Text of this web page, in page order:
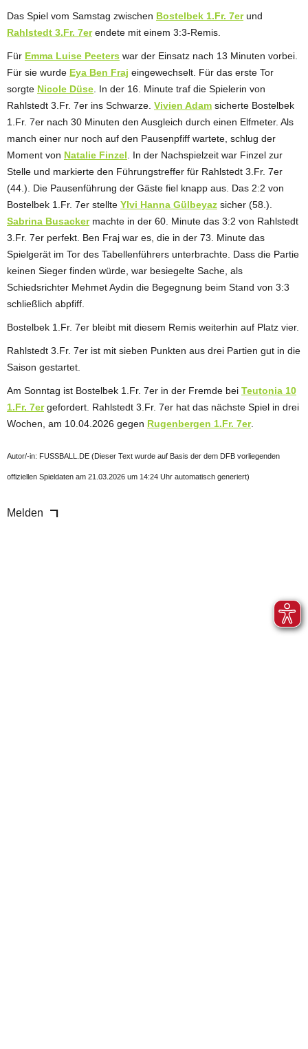
Das Spiel vom Samstag zwischen Bostelbek 1.Fr. 7erund
Rahlstedt 3.Fr. 7erendete mit einem 3:3-Remis.
Für Emma Luise Peeters war der Einsatz nach 13 Minuten vorbei.
Für sie wurde Eya Ben Fraj eingewechselt. Für das erste Tor
sorgte Nicole Düse . In der 16. Minute traf die Spielerin von
Rahlstedt 3.Fr. 7er ins Schwarze. Vivien Adam sicherte Bostelbek
1.Fr. 7er nach 30 Minuten den Ausgleich durch einen Elfmeter. Als
manch einer nur noch auf den Pausenpfiff wartete, schlug der
Moment von Natalie Finzel . In der Nachspielzeit war Finzel zur
Stelle und markierte den Führungstreffer für Rahlstedt 3.Fr. 7er
(44.). Die Pausenführung der Gäste fiel knapp aus. Das 2:2 von
Bostelbek 1.Fr. 7er stellte Ylvi Hanna Gülbeyaz sicher (58.).
Sabrina Busackermachte in der 60. Minute das 3:2 von Rahlstedt
3.Fr. 7er perfekt. Ben Fraj war es, die in der 73. Minute das
Spielgerät im Tor des Tabellenführers unterbrachte. Dass die Partie
keinen Sieger finden würde, war besiegelte Sache, als
Schiedsrichter Mehmet Aydin die Begegnung beim Stand von 3:3
schließlich abpfiff.
Bostelbek 1.Fr. 7er bleibt mit diesem Remis weiterhin auf Platz vier.
Rahlstedt 3.Fr. 7er ist mit sieben Punkten aus drei Partien gut in die
Saison gestartet.
Am Sonntag ist Bostelbek 1.Fr. 7er in der Fremde bei Teutonia 10
1.Fr. 7ergefordert. Rahlstedt 3.Fr. 7er hat das nächste Spiel in drei
Wochen, am 10.04.2026 gegen Rugenbergen 1.Fr. 7er.
Autor/-in: FUSSBALL.DE (Dieser Text wurde auf Basis der dem DFB vorliegenden
offiziellen Spieldaten am 21.03.2026 um 14:24 Uhr automatisch generiert)
Melden